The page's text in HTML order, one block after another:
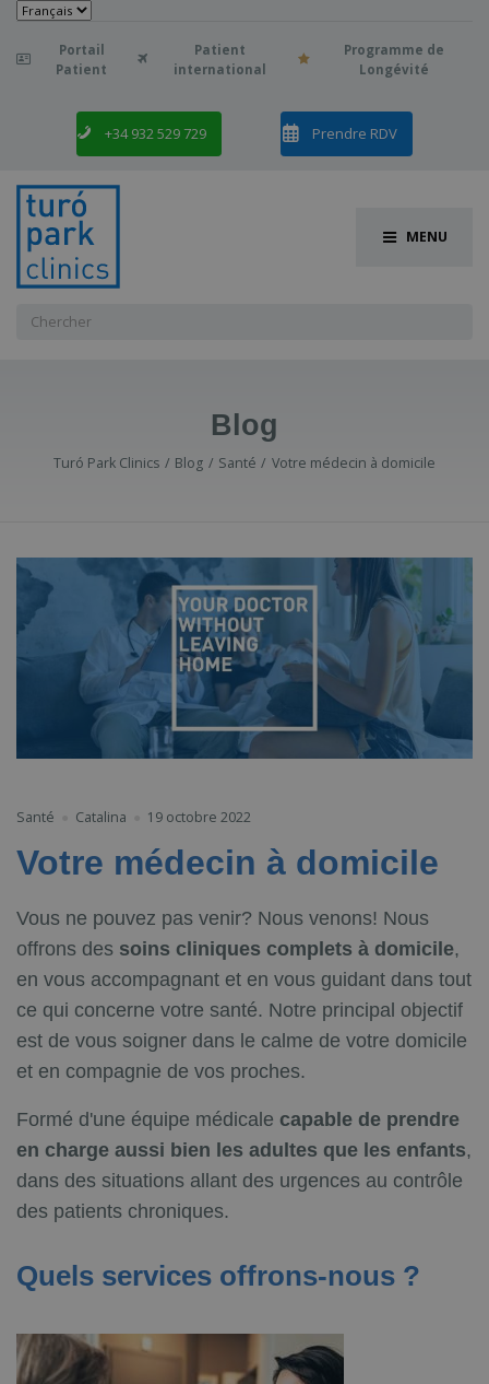
Choisir

Portail
Patient
Patient
international
Programme de
Longévité
+34 932 529 729 Prendre RDV
MENU
Chercher
Blog
Turó Park Clinics Blog Santé Votre médecin à domicile
Santé Catalina 19 octobre 2022
Votre médecin à domicile
Vous ne pouvez pas venir? Nous venons! Nous
offrons des soins cliniques complets à domicile,
en vous accompagnant et en vous guidant dans tout
ce qui concerne votre santé. Notre principal objectif
est de vous soigner dans le calme de votre domicile
et en compagnie de vos proches.
Formé d'une équipe médicale capable de prendre
en charge aussi bien les adultes que les enfants,
dans des situations allant des urgences au contrôle
des patients chroniques.
Quels services offrons-nous ?